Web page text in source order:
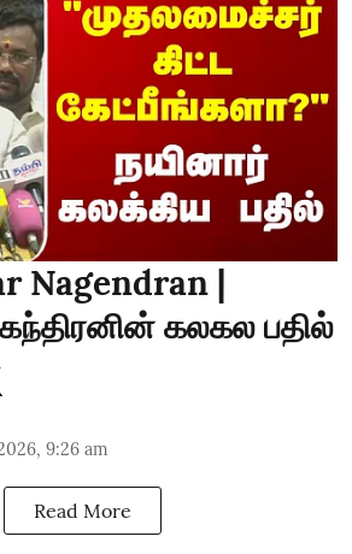
Nagendran |
கலகல பதில்
9:26 am
Read More